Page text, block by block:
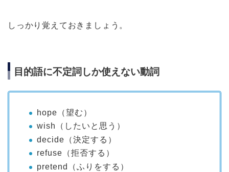
しっかり覚えておきましょう。
目的語に不定詞しか使えない動詞
hope（望む）
wish（したいと思う）
decide（決定する）
refuse（拒否する）
pretend（ふりをする）